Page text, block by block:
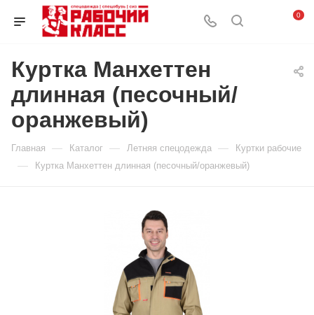
0
Куртка Манхеттен
длинная (песочный/
оранжевый)
Главная — Каталог — Летняя спецодежда — Куртки рабочие
— Куртка Манхеттен длинная (песочный/оранжевый)